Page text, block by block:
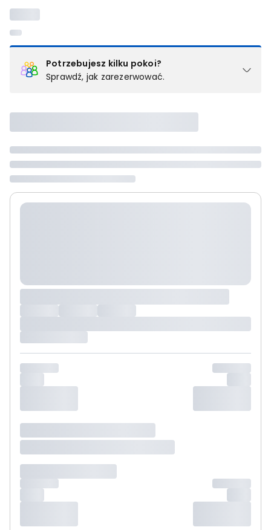
Potrzebujesz kilku pokoi?
Sprawdź, jak zarezerwować.
pokoju (lub apartamencie, willi itd.). Wybierz jedną z ofert z listy
i zarezerwuj ją. Zrób oddzielne rezerwacje dla każdego
kolejnego pokoju lubskontaktuj się z nami,by złożyć
zamówienie u naszego doradcy.
Maksymalna liczba uczestników
maksymalny limit dla 1 pokoju.